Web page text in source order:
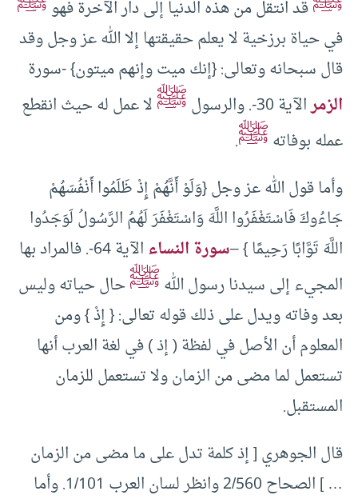
قد انتقل من هذه الدنيا إلى دار الآخرة فهو
في حياة برزخية لا يعلم حقيقتها إلا الله عز وجل وقد
قال سبحانه وتعالى: {إنك ميت وإنهم ميتون} -سورة
الزمرالآية 30-. والرسول ﷺلا عمل له حيث انقطع
عمله بوفاتهﷺ.
وأما قول الله عز وجل {وَلَوْ أَنَّهُمْ إِذْ ظَلَمُوا أَنْفُسَهُمْ
جَاءُوكَ فَاسْتَغْفَرُوا اللَّهَ وَاسْتَغْفَرَ لَهُمُ الرَّسُولُ لَوَجَدُوا
اللَّهَ تَوَّابًا رَحِيمًا } –سورة النساء
الآية 64-. فالمراد بها
المجيء إلى سيدنا رسول اللهﷺحال حياته وليس
بعد وفاته ويدل على ذلك قوله تعالى: { إِذْ } ومن
المعلوم أن الأصل في لفظة ( إذ ) في لغة العرب أنها
تستعمل لما مضى من الزمان ولا تستعمل للزمان
المستقبل.
قال الجوهري [ إذ كلمة تدل على ما مضى من الزمان
… ] الصحاح 2/560 وانظر لسان العرب 1/101. وأما